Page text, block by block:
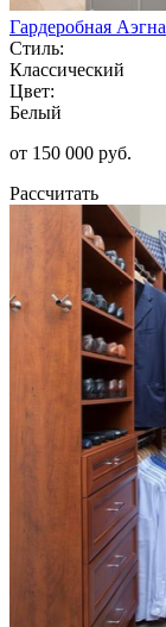
Гардеробная Аэгна
Стиль:
Классический
Цвет:
Белый
от 150 000 руб.
Рассчитать